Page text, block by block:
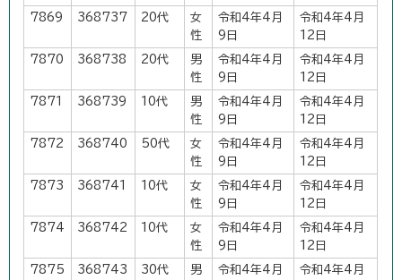
7869 368737 20代
女
性
令和4年4月
9日
令和4年4月
12日
7870 368738 20代
男
性
令和4年4月
9日
令和4年4月
12日
7871 368739 10代
男
性
令和4年4月
9日
令和4年4月
12日
7872 368740 50代
女
性
令和4年4月
9日
令和4年4月
12日
7873 368741 10代
女
性
令和4年4月
9日
令和4年4月
12日
7874 368742 10代
女
性
令和4年4月
9日
令和4年4月
12日
7875 368743 30代
男
令和4年4月
令和4年4月